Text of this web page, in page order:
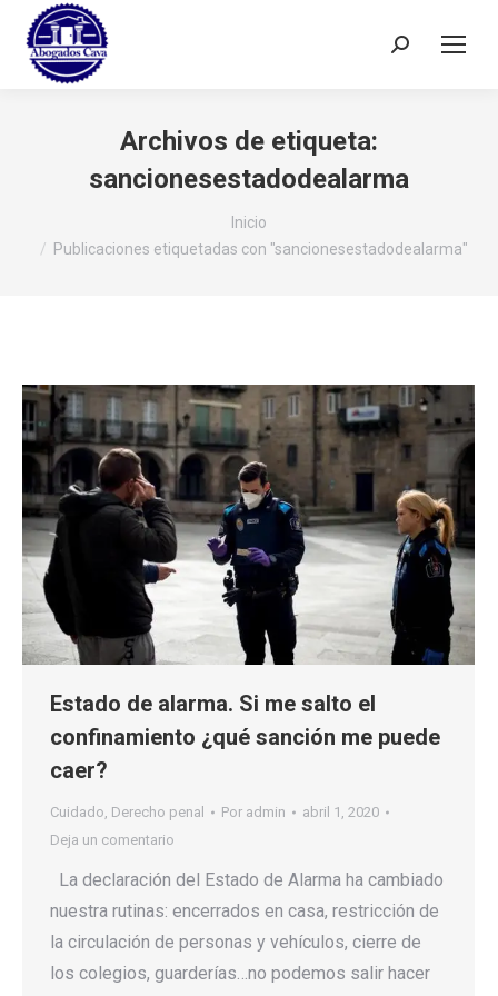
Buscar:
Archivos de etiqueta:
sancionesestadodealarma
Inicio
Publicaciones etiquetadas con "sancionesestadodealarma"
Estado de alarma. Si me salto el
confinamiento ¿qué sanción me puede
caer?
Cuidado, Derecho penal Por admin
abril 1, 2020
Deja un comentario
La declaración del Estado de Alarma ha cambiado
nuestra rutinas: encerrados en casa, restricción de
la circulación de personas y vehículos, cierre de
los colegios, guarderías…no podemos salir hacer